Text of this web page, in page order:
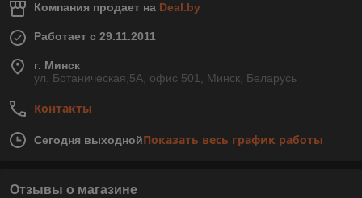
Компания продает на Deal.by
Работает с 29.11.2011
г. Минск
ул. Ботаническая,5А, офис 501, Минск, Беларусь
Контакты
Сегодня выходнойПоказать весь график работы
Отзывы о магазине